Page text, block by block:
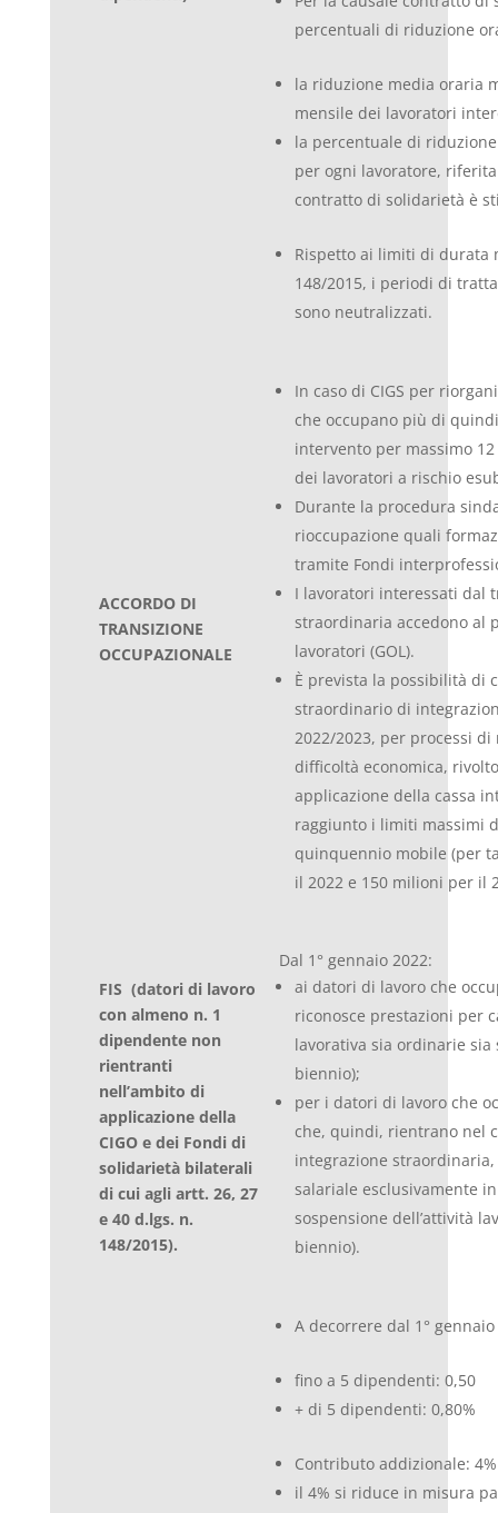
percentuali di riduzione
la riduzione media oraria
mensile dei lavoratori
la percentuale di
per ogni lavoratore,
contratto di solidarietà è
Rispetto ai limiti di durata
148/2015, i periodi di
sono neutralizzati.
ACCORDO DI
TRANSIZIONE
OCCUPAZIONALE
In caso di CIGS per
che occupano più di
intervento per massimo
dei lavoratori a rischio
Durante la procedura
rioccupazione quali
tramite Fondi
I lavoratori interessati dal
straordinaria accedono al
lavoratori (GOL).
È prevista la possibilità di
straordinario di
2022/2023, per processi
difficoltà economica,
applicazione della cassa
raggiunto i limiti massimi
quinquennio mobile (per
il 2022 e 150 milioni per il
FIS (datori di lavoro
con almeno n. 1
dipendente non
rientranti
nell’ambito di
applicazione della
CIGO e dei Fondi di
solidarietà bilaterali
di cui agli artt. 26, 27
e 40 d.lgs. n.
148/2015).
Dal 1° gennaio 2022:
ai datori di lavoro che
riconosce prestazioni per
lavorativa sia ordinarie
biennio);
per i datori di lavoro che
che, quindi, rientrano nel
integrazione straordinaria,
salariale esclusivamente
sospensione dell’attività
biennio).
A decorrere dal 1° gennaio
fino a 5 dipendenti: 0,50
+ di 5 dipendenti: 0,80%
Contributo addizionale:
il 4% si riduce in misura